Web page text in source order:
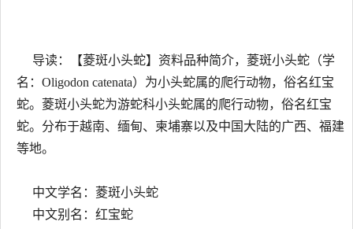
导读：【菱斑小头蛇】资料品种简介，菱斑小头蛇（学
名：Oligodon catenata）为小头蛇属的爬行动物，俗名红宝
蛇。菱斑小头蛇为游蛇科小头蛇属的爬行动物，俗名红宝
蛇。分布于越南、缅甸、柬埔寨以及中国大陆的广西、福建
等地。
中文学名：菱斑小头蛇
中文别名：红宝蛇